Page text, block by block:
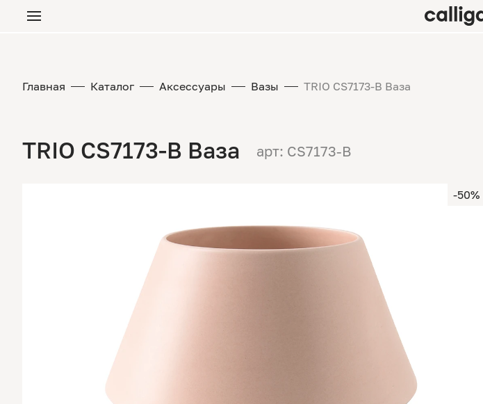
Главная Каталог Аксессуары Вазы TRIO CS7173-B Ваза
TRIO CS7173-B Ваза арт: CS7173-B
-50%